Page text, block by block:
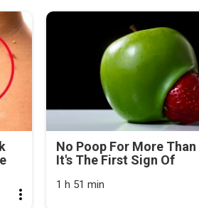
No Poop For More Than
It's The First Sign Of
1 h 51 min